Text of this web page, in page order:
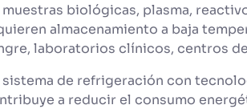
muestras biológicas, plasma,
almacenamiento a baja
laboratorios clínicos, centros
sistema de refrigeración con
a reducir el consumo